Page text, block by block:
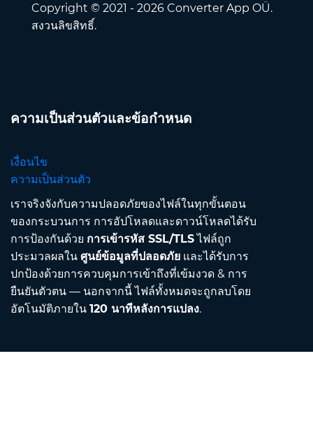
Copyright © 2021 - 2026 Converter App OÜ.
สงวนลิขสิทธิ์.
ความเป็นส่วนตัวและข้อกำหนด
เงื่อนไข
ความเป็นส่วนตัว
เราจริงจังกับความปลอดภัยของไฟล์ในทุกขั้นตอน
ของกระบวนการ การอัปโหลดและดาวน์โหลดได้รับ
การป้องกันด้วย การเข้ารหัส SSL/TLSไฟล์ถูก
ประมวลผลใน ศูนย์ข้อมูลที่ปลอดภัย และได้รับการ
ปกป้องด้วยการควบคุมการเข้าถึงที่เข้มงวด & การ
ยืนยันตัวตน — นอกจากนี้ ไฟล์ทั้งหมดจะถูกลบโดย
อัตโนมัติภายใน 120 นาทีหลังการแปลง.